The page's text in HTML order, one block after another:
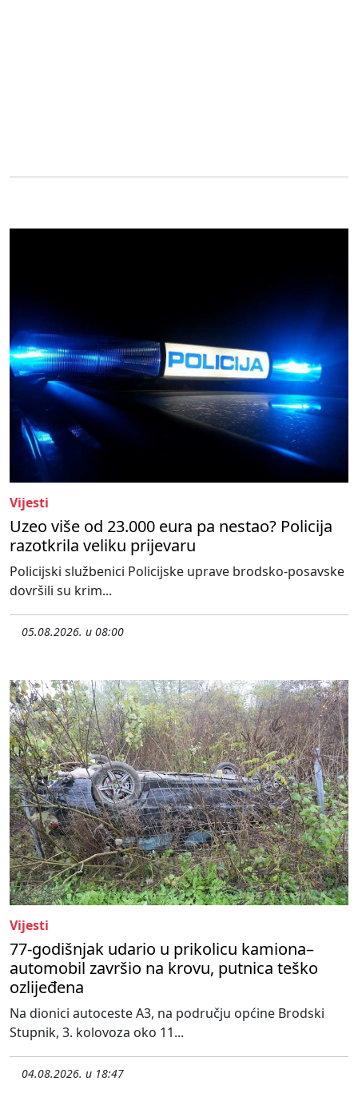
Vijesti
Uzeo više od 23.000 eura pa nestao? Policija
razotkrila veliku prijevaru
Policijski službenici Policijske uprave brodsko-posavske
dovršili su krim...
05.08.2026. u 08:00
Vijesti
77-godišnjak udario u prikolicu kamiona–
automobil završio na krovu, putnica teško
ozlijeđena
Na dionici autoceste A3, na području općine Brodski
Stupnik, 3. kolovoza oko 11...
04.08.2026. u 18:47